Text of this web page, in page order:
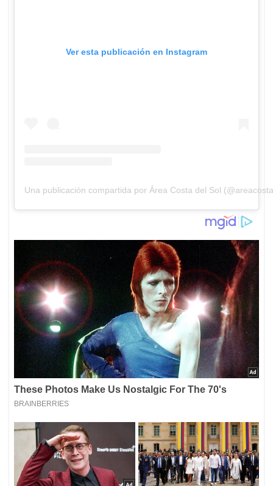
Ver esta publicación en Instagram
Una publicación compartida por Área Costa del Sol